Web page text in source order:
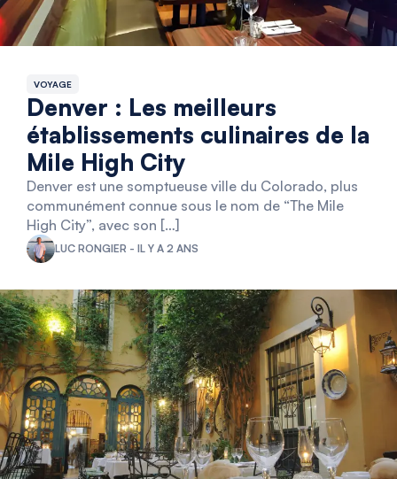
VOYAGE
Denver : Les meilleurs
établissements culinaires de la
Mile High City
Denver est une somptueuse ville du Colorado, plus
communément connue sous le nom de “The Mile
High City”, avec son […]
LUC RONGIER - IL Y A 2 ANS